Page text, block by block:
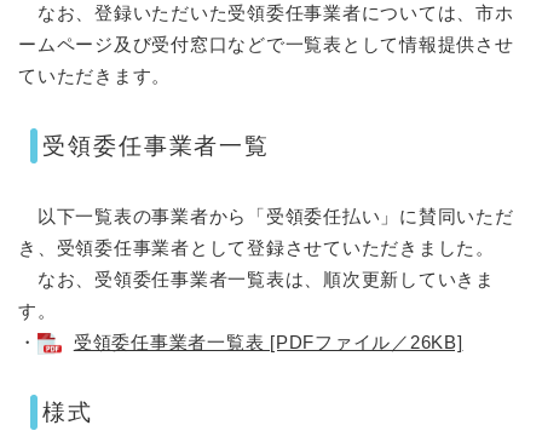
なお、登録いただいた受領委任事業者については、市ホ
ームページ及び受付窓口などで一覧表として情報提供させ
ていただきます。
受領委任事業者一覧
以下一覧表の事業者から「受領委任払い」に賛同いただ
き、受領委任事業者として登録させていただきました。
なお、受領委任事業者一覧表は、順次更新していきま
す。
・
受領委任事業者一覧表 [PDFファイル／26KB]
様式